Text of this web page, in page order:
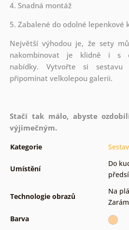
4. Snadná montáž
5. Zabalené do odolné lepenkové
Největší výhodou je, že sety
nakombinovat je klidně i s
nabídky. Vytvořte si sestavu
připomínat velkolepou galerii.
Stačí tak málo, abyste
výjimečným.
Kategorie
Umístění
Do
Technologie obrazů
Na
Barva